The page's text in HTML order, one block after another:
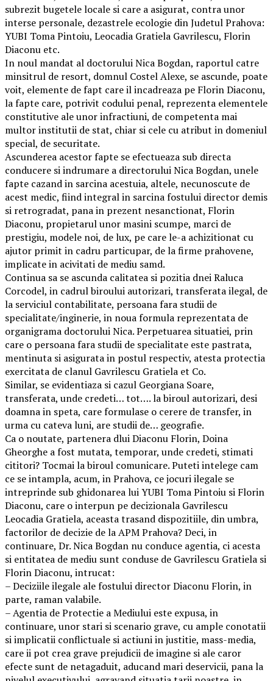
subrezit bugetele locale si care a asigurat, contra unor
interse personale, dezastrele ecologie din Judetul Prahova:
YUBI Toma Pintoiu, Leocadia Gratiela Gavrilescu, Florin
Diaconu etc.
In noul mandat al doctorului Nica Bogdan, raportul catre
minsitrul de resort, domnul Costel Alexe, se ascunde, poate
voit, elemente de fapt care il incadreaza pe Florin Diaconu,
la fapte care, potrivit codului penal, reprezenta elementele
constitutive ale unor infractiuni, de competenta mai
multor institutii de stat, chiar si cele cu atribut in domeniul
special, de securitate.
Ascunderea acestor fapte se efectueaza sub directa
conducere si indrumare a directorului Nica Bogdan, unele
fapte cazand in sarcina acestuia, altele, necunoscute de
acest medic, fiind integral in sarcina fostului director demis
si retrogradat, pana in prezent nesanctionat, Florin
Diaconu, propietarul unor masini scumpe, marci de
prestigiu, modele noi, de lux, pe care le-a achizitionat cu
ajutor primit in cadru particupar, de la firme prahovene,
implicate in acivitati de mediu samd.
Continua sa se ascunda calitatea si pozitia dnei Raluca
Corcodel, in cadrul biroului autorizari, transferata ilegal, de
la serviciul contabilitate, persoana fara studii de
specialitate/inginerie, in noua formula reprezentata de
organigrama doctorului Nica. Perpetuarea situatiei, prin
care o persoana fara studii de specialitate este pastrata,
mentinuta si asigurata in postul respectiv, atesta protectia
exercitata de clanul Gavrilescu Gratiela et Co.
Similar, se evidentiaza si cazul Georgiana Soare,
transferata, unde credeti… tot…. la biroul autorizari, desi
doamna in speta, care formulase o cerere de transfer, in
urma cu cateva luni, are studii de… geografie.
Ca o noutate, partenera dlui Diaconu Florin, Doina
Gheorghe a fost mutata, temporar, unde credeti, stimati
cititori? Tocmai la biroul comunicare. Puteti intelege cam
ce se intampla, acum, in Prahova, ce jocuri ilegale se
intreprinde sub ghidonarea lui YUBI Toma Pintoiu si Florin
Diaconu, care o interpun pe decizionala Gavrilescu
Leocadia Gratiela, aceasta trasand dispozitiile, din umbra,
factorilor de decizie de la APM Prahova? Deci, in
continuare, Dr. Nica Bogdan nu conduce agentia, ci acesta
si entitatea de mediu sunt conduse de Gavrilescu Gratiela si
Florin Diaconu, intrucat:
– Deciziile ilegale ale fostului director Diaconu Florin, in
parte, raman valabile.
– Agentia de Protectie a Mediului este expusa, in
continuare, unor stari si scenario grave, cu ample conotatii
si implicatii conflictuale si actiuni in justitie, mass-media,
care ii pot crea grave prejudicii de imagine si ale caror
efecte sunt de netagaduit, aducand mari deservicii, pana la